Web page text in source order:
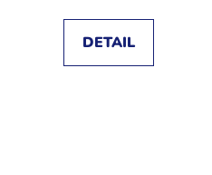
DETAIL